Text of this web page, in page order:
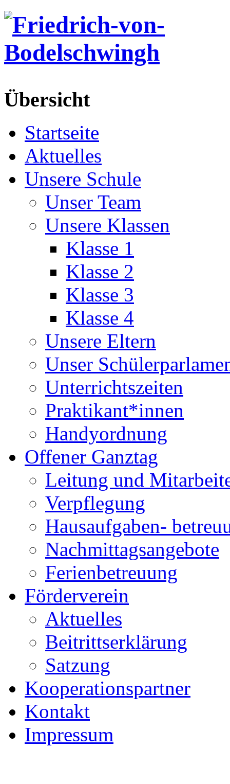
Übersicht
Startseite
Aktuelles
Unsere Schule
Unser Team
Unsere Klassen
Klasse 1
Klasse 2
Klasse 3
Klasse 4
Unsere Eltern
Unser
Unterrichtszeiten
Praktikant*innen
Handyordnung
Offener Ganztag
Leitung und
Verpflegung
Hausaufgaben-
Nachmittagsangebote
Ferienbetreuung
Förderverein
Aktuelles
Beitrittserklärung
Satzung
Kooperationspartner
Kontakt
Impressum